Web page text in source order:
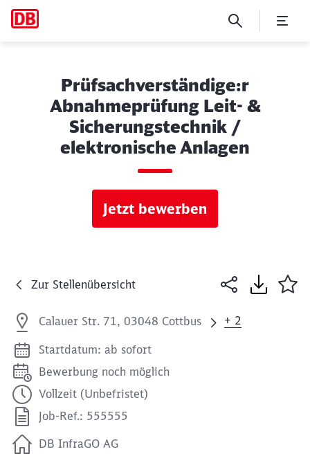
Prüfsachverständige:r
Abnahmeprüfung Leit- &
Sicherungstechnik /
elektronische Anlagen
Jetzt bewerben
Zur Stellenübersicht
Calauer Str. 71, 03048 Cottbus + 2
Startdatum: ab sofort
Bewerbung noch möglich
Vollzeit (Unbefristet)
Job-Ref.: 555555
DB InfraGO AG